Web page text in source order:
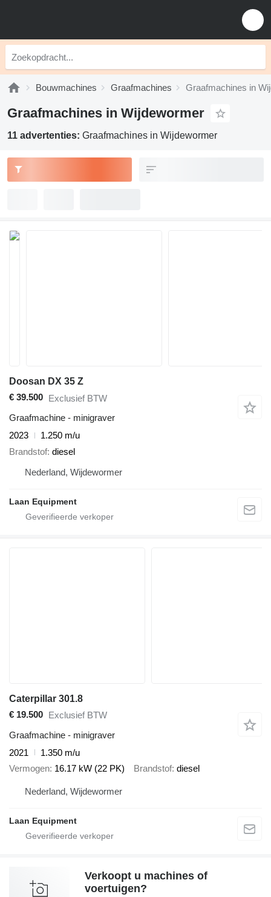
Bouwmachines Graafmachines Graafmachines in
Graafmachines in Wijdewormer
11 advertenties: Graafmachines in Wijdewormer
Doosan DX 35 Z
€ 39.500 Exclusief BTW
Graafmachine - minigraver
2023
1.250 m/u
Brandstof diesel
Nederland, Wijdewormer
Laan Equipment
Caterpillar 301.8
€ 19.500 Exclusief BTW
Graafmachine - minigraver
2021
1.350 m/u
Vermogen 16.17 kW (22 PK) Brandstof diesel
Nederland, Wijdewormer
Laan Equipment
Verkoopt u machines of
voertuigen?